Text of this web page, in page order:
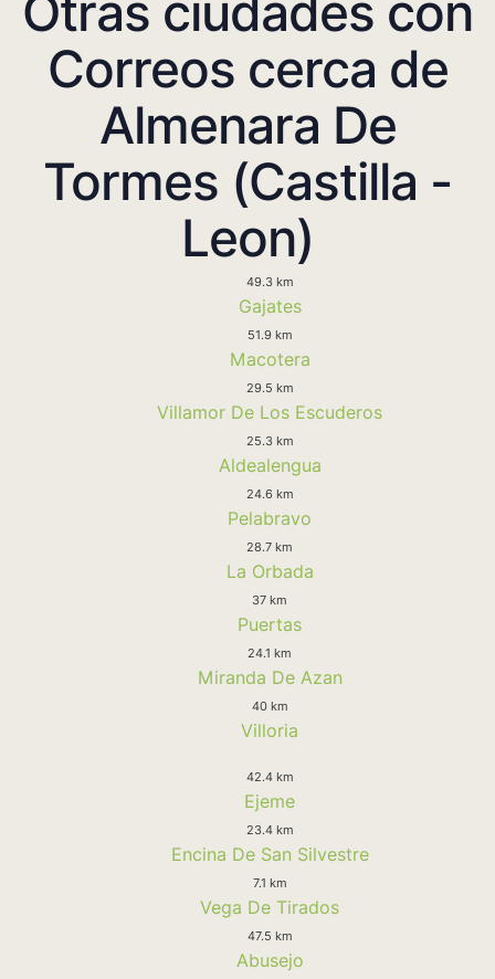
Correos cerca de
Almenara De
Tormes (Castilla -
Leon)
49.3 km
Gajates
51.9 km
Macotera
29.5 km
Villamor De Los Escuderos
25.3 km
Aldealengua
24.6 km
Pelabravo
28.7 km
La Orbada
37 km
Puertas
24.1 km
Miranda De Azan
40 km
Villoria
42.4 km
Ejeme
23.4 km
Encina De San Silvestre
7.1 km
Vega De Tirados
47.5 km
Abusejo